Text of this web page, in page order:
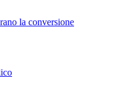
la conversione